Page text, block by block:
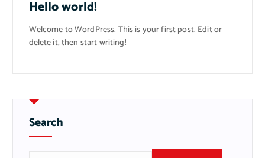
Hello world!
Welcome to WordPress. This is your first post. Edit or
delete it, then start writing!
Search